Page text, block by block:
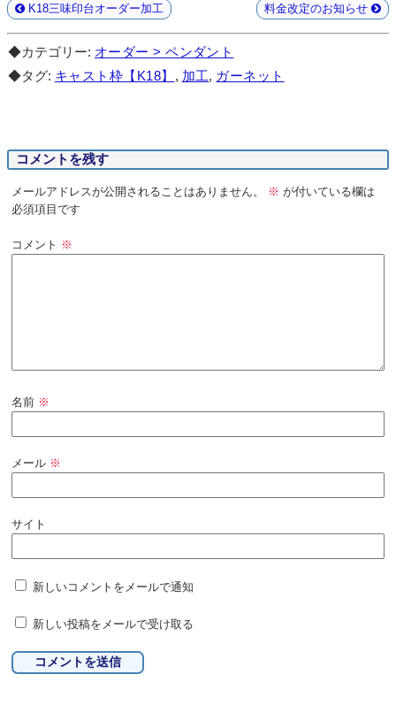
K18三味印台オーダー加工 料金改定のお知らせ
◆カテゴリー: オーダー > ペンダント
◆タグ: キャスト枠【K18】 , 加工, ガーネット
コメントを残す
メールアドレスが公開されることはありません。 ※ が付いている欄は
必須項目です
コメント ※
名前 ※
メール ※
サイト
新しいコメントをメールで通知
新しい投稿をメールで受け取る